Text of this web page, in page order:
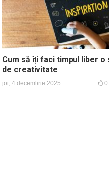
Cum să îți faci timpul liber o
de creativitate
joi, 4 decembrie 2025 0